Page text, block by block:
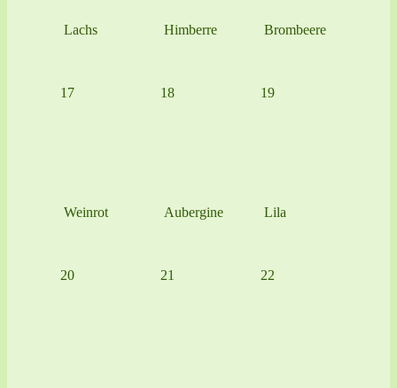
Lachs Himberre Brombeere
17
Weinrot
18
Aubergine
19
Lila
20 21 22